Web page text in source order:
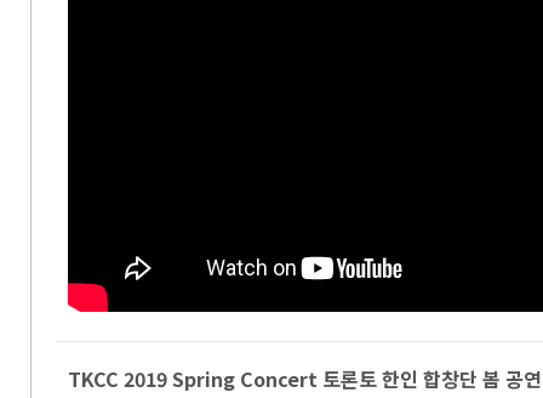
TKCC 2019 Spring Concert 토론토 한인 합창단 봄 공연